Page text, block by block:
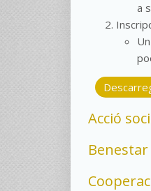
a
Acció